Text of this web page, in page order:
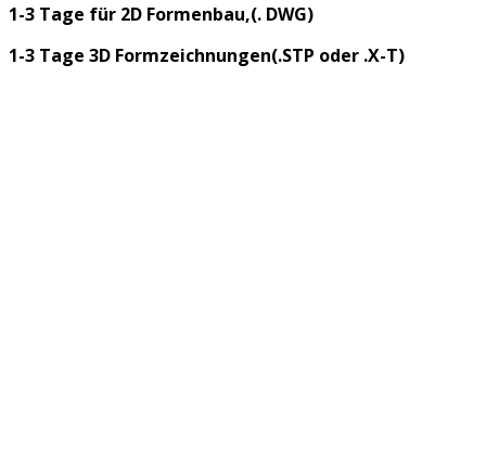
1-3 Tage für 2D Formenbau,(. DWG)
1-3 Tage 3D Formzeichnungen(.STP oder .X-T)